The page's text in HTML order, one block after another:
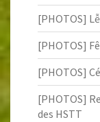
[PHOTOS]
[PHOTOS]
[PHOTOS]
[PHOTOS]
des HSTT